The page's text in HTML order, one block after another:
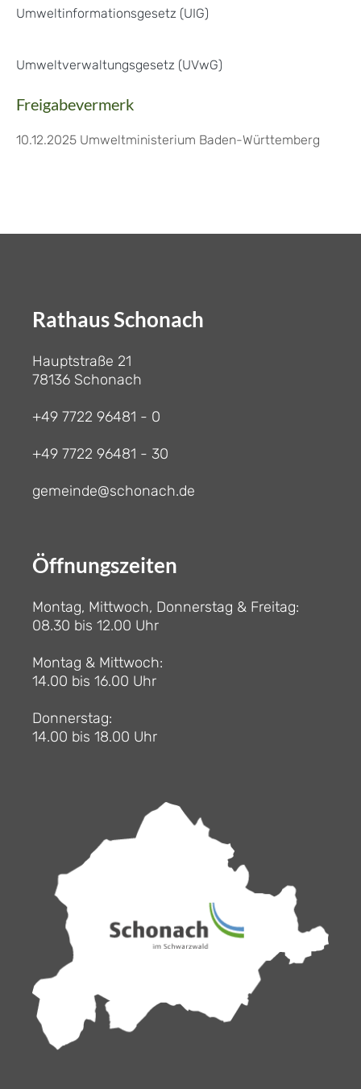
Umweltinformationsgesetz (UIG)
Umweltverwaltungsgesetz (UVwG)
Freigabevermerk
10.12.2025 Umweltministerium Baden-Württemberg
Rathaus Schonach
Hauptstraße 21
78136 Schonach
+49 7722 96481 - 0
+49 7722 96481 - 30
gemeinde@schonach.de
Öffnungszeiten
Montag, Mittwoch, Donnerstag & Freitag:
08.30 bis 12.00 Uhr
Montag & Mittwoch:
14.00 bis 16.00 Uhr
Donnerstag:
14.00 bis 18.00 Uhr